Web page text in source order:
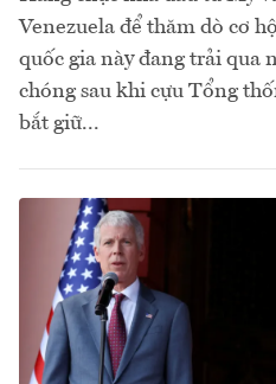
Venezuela để thăm dò cơ
quốc gia này đang trải qua
chóng sau khi cựu Tổng
bắt giữ...